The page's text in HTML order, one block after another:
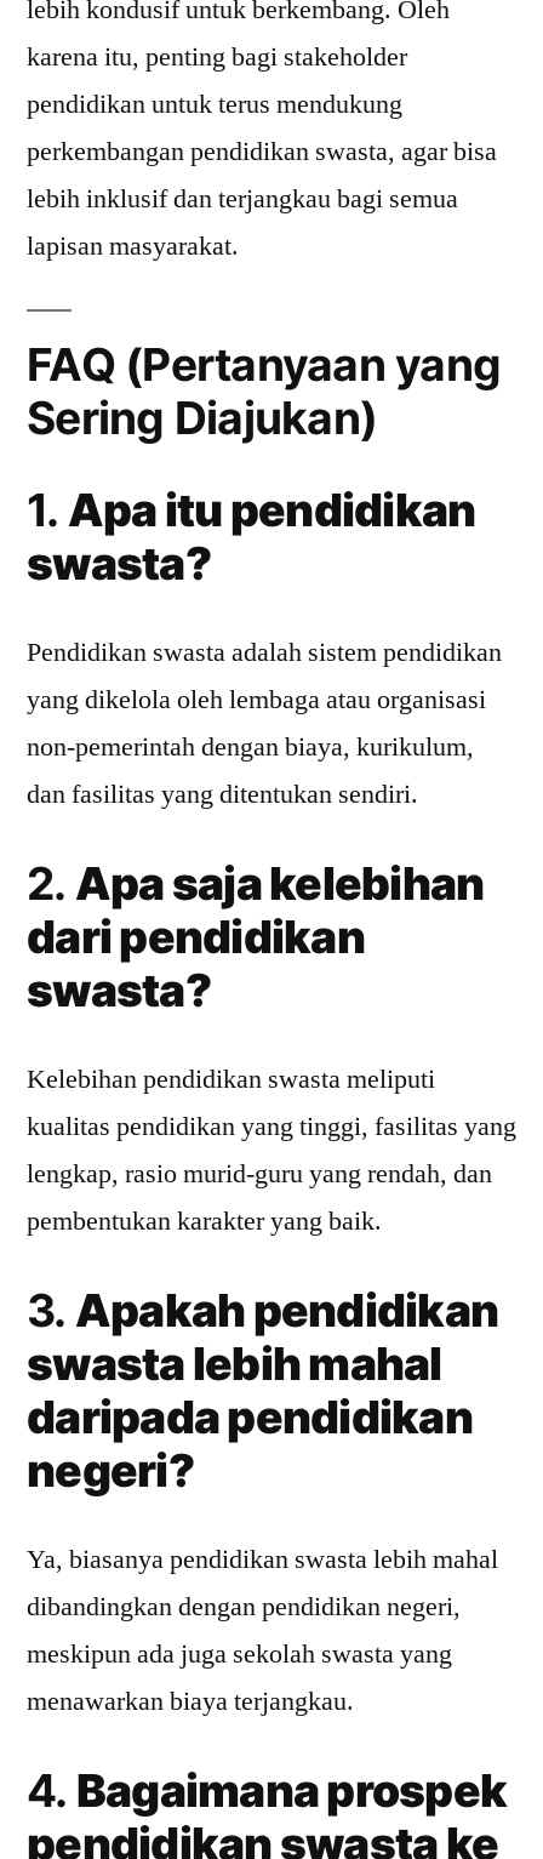
lebih kondusif untuk berkembang. Oleh
karena itu, penting bagi stakeholder
pendidikan untuk terus mendukung
perkembangan pendidikan swasta, agar bisa
lebih inklusif dan terjangkau bagi semua
lapisan masyarakat.
FAQ (Pertanyaan yang
Sering Diajukan)
1. Apa itu pendidikan
swasta?
Pendidikan swasta adalah sistem pendidikan
yang dikelola oleh lembaga atau organisasi
non-pemerintah dengan biaya, kurikulum,
dan fasilitas yang ditentukan sendiri.
2. Apa saja kelebihan
dari pendidikan
swasta?
Kelebihan pendidikan swasta meliputi
kualitas pendidikan yang tinggi, fasilitas yang
lengkap, rasio murid-guru yang rendah, dan
pembentukan karakter yang baik.
3. Apakah pendidikan
swasta lebih mahal
daripada pendidikan
negeri?
Ya, biasanya pendidikan swasta lebih mahal
dibandingkan dengan pendidikan negeri,
meskipun ada juga sekolah swasta yang
menawarkan biaya terjangkau.
4. Bagaimana prospek
pendidikan swasta ke